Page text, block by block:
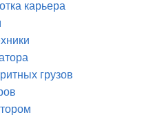
карьера
грузов